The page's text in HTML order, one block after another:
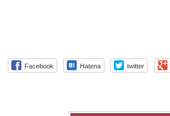
Facebook Hatena twitter